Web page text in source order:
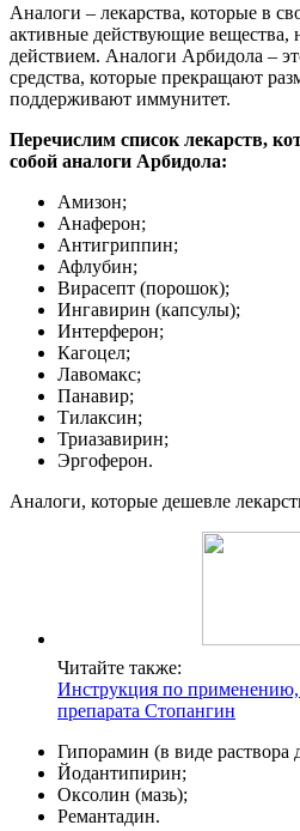
Аналоги – лекарства, которые в
активные действующие вещества,
действием. Аналоги Арбидола –
средства, которые прекращают
поддерживают иммунитет.
Перечислим список лекарств,
собой аналоги Арбидола:
Амизон;
Анаферон;
Антигриппин;
Афлубин;
Вирасепт (порошок);
Ингавирин (капсулы);
Интерферон;
Кагоцел;
Лавомакс;
Панавир;
Тилаксин;
Триазавирин;
Эргоферон.
Аналоги, которые дешевле
Читайте также:
Инструкция по применению,
препарата Стопангин
Гипорамин (в виде раствора
Йодантипирин;
Оксолин (мазь);
Ремантадин.